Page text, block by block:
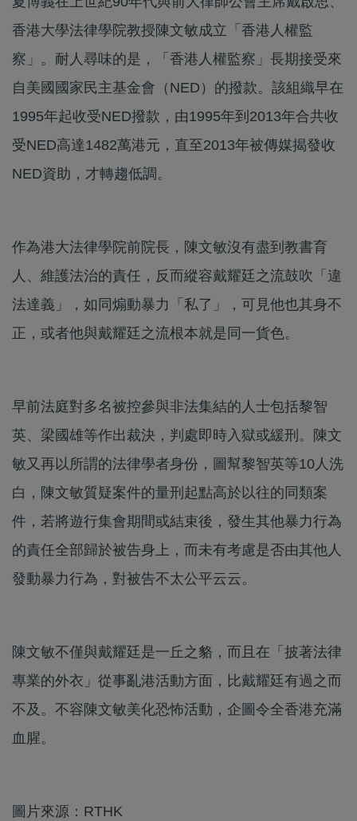
香港大學法律學院教授陳文敏成立「香港人權監
察」。耐人尋味的是，「香港人權監察」長期接受來
自美國國家民主基金會（NED）的撥款。該組織早在
1995年起收受NED撥款，由1995年到2013年合共收
受NED高達1482萬港元，直至2013年被傳媒揭發收
NED資助，才轉趨低調。
作為港大法律學院前院長，陳文敏沒有盡到教書育
人、維護法治的責任，反而縱容戴耀廷之流鼓吹「違
法達義」，如同煽動暴力「私了」，可見他也其身不
正，或者他與戴耀廷之流根本就是同一貨色。
早前法庭對多名被控參與非法集結的人士包括黎智
英、梁國雄等作出裁決，判處即時入獄或緩刑。陳文
敏又再以所謂的法律學者身份，圖幫黎智英等10人洗
白，陳文敏質疑案件的量刑起點高於以往的同類案
件，若將遊行集會期間或結束後，發生其他暴力行為
的責任全部歸於被告身上，而未有考慮是否由其他人
發動暴力行為，對被告不太公平云云。
陳文敏不僅與戴耀廷是一丘之貉，而且在「披著法律
專業的外衣」從事亂港活動方面，比戴耀廷有過之而
不及。不容陳文敏美化恐怖活動，企圖令全香港充滿
血腥。
圖片來源：RTHK